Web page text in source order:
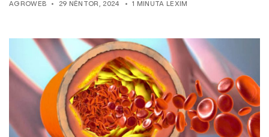
AGROWEB 29 NËNTOR, 2024 1 MINUTA LEXIM